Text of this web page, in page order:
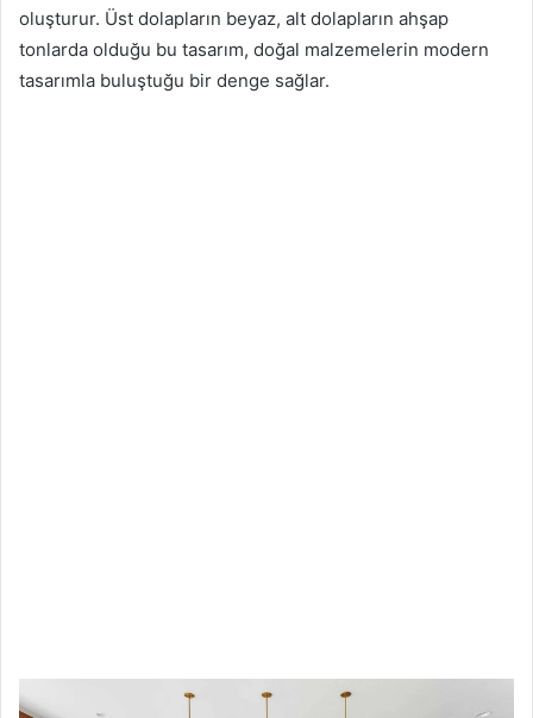
oluşturur. Üst dolapların beyaz, alt dolapların ahşap
tonlarda olduğu bu tasarım, doğal malzemelerin modern
tasarımla buluştuğu bir denge sağlar.